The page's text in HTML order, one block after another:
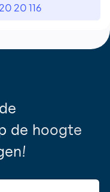
20 116
de hoogte